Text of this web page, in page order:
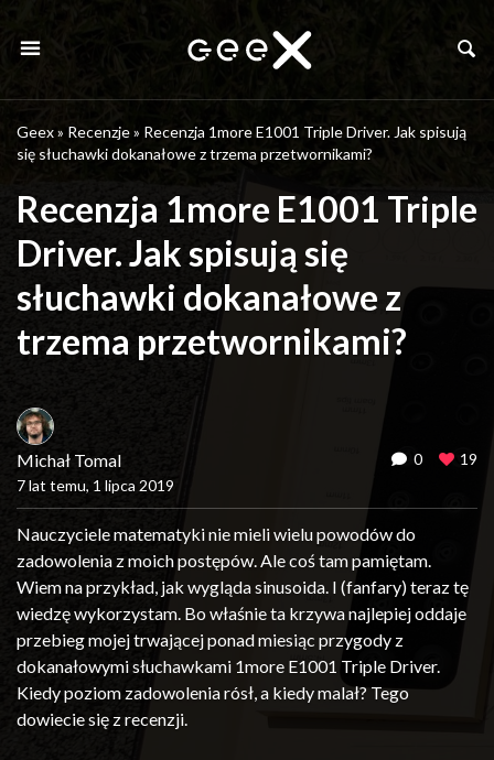
Geex» Recenzje» Recenzja 1more E1001 Triple Driver. Jak spisują
się słuchawki dokanałowe z trzema przetwornikami?
Recenzja 1more E1001 Triple
Driver. Jak spisują się
słuchawki dokanałowe z
trzema przetwornikami?
Michał Tomal
7 lat temu, 1 lipca 2019
0 19
Nauczyciele matematyki nie mieli wielu powodów do
zadowolenia z moich postępów. Ale coś tam pamiętam.
Wiem na przykład, jak wygląda sinusoida. I (fanfary) teraz tę
wiedzę wykorzystam. Bo właśnie ta krzywa najlepiej oddaje
przebieg mojej trwającej ponad miesiąc przygody z
dokanałowymi słuchawkami 1more E1001 Triple Driver.
Kiedy poziom zadowolenia rósł, a kiedy malał? Tego
dowiecie się z recenzji.